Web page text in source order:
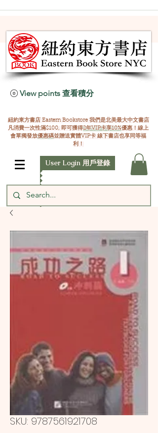
View points 查看積分
紐約東方書店 Eastern Bookstore 我們是北美最大中文書店
凡消費一次性滿$100, 即可獲得2年VIP卡享10%優惠！線上
會單獨發放優惠碼並贈送實體VIP卡 線下書店也享同等福
利！
User Login 用戶登錄
SKU: 9787561921708